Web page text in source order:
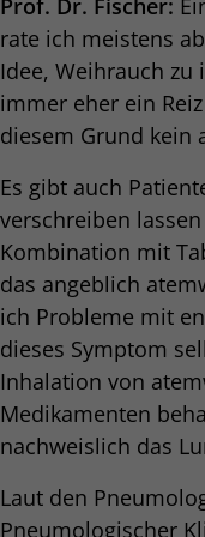
rate ich meistens
Idee, Weihrauch zu
immer eher ein
diesem Grund kein
Es gibt auch
verschreiben
Kombination mit
das angeblich
ich Probleme mit
dieses Symptom
Inhalation von
Medikamenten
nachweislich das
Laut den
Pneumologischer